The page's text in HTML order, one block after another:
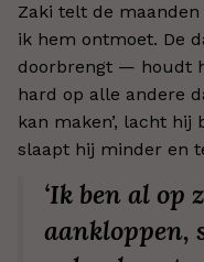
Zaki telt de
ik hem ontmoet. De
doorbrengt — houdt
hard op alle andere
kan maken’, lacht hij
slaapt hij minder en
‘Ik ben al op
aankloppen,